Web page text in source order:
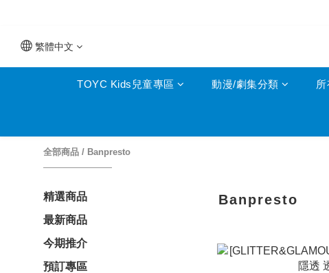
繁體中文
TOYC Kids兒童專區 動漫/劇集分類
全部商品 / Banpresto
精選商品
最新商品
今期推介
預訂專區
Banpresto